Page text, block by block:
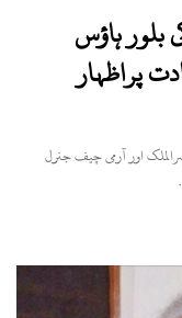
بلور ہاؤس
پراظہار
اور آرمی چیف جنرل